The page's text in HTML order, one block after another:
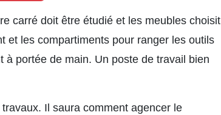
carré doit être étudié et les meubles choisit
et les compartiments pour ranger les outils
à portée de main. Un poste de travail bien
travaux. Il saura comment agencer le